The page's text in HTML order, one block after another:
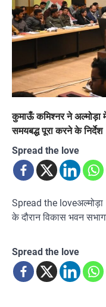
कुमाऊँ कमिश्नर ने अल्मोड़ा
समयबद्ध पूरा करने के निर्देश
Spread the love
Spread the
के दौरान विकास भवन
Spread the love